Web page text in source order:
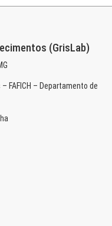
(GrisLab)
FAFICH – Departamento de